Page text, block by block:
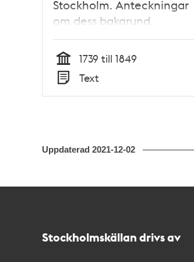
Stockholm. Anteckningar
om dess bakgrund,
historia och arkiv
Tid
1739 till 1849
Typ
Text
Uppdaterad 2021-12-02
Stockholmskällan drivs av